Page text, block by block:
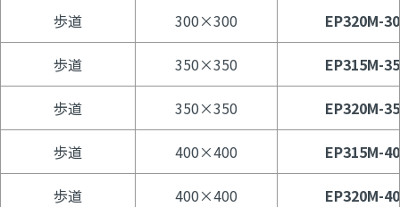
歩道 300×300 EP320M-
歩道 350×350 EP315M-
歩道 350×350 EP320M-
歩道 400×400 EP315M-
歩道 400×400 EP320M-